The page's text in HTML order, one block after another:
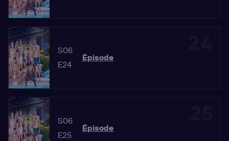
S06
E24
Épisode
S06
E25
Épisode